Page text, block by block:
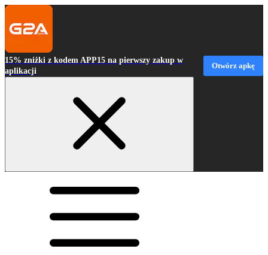
15% zniżki z kodem APP15 na pierwszy zakup w
aplikacji
Otwórz apkę